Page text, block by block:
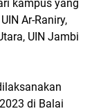
kampus yang
Ar-Raniry,
UIN Jambi
di Balai